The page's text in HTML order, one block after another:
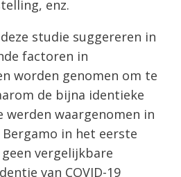
enz.
studie suggereren in
factoren in
worden genomen om te
de bijna identieke
werden waargenomen in
Bergamo in het eerste
vergelijkbare
van COVID-19